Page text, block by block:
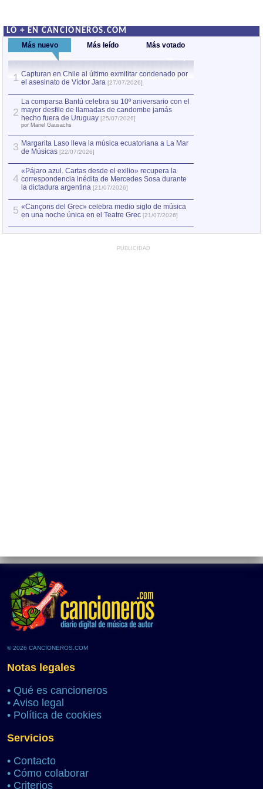
LO + EN CANCIONEROS.COM
Más nuevo Más leído Más votado
1 Capturan en Chile al último exmilitar condenado por
el asesinato de Víctor Jara [27/07/2026]
2
La comparsa Bantú celebra su 10º aniversario con el
mayor desfile de llamadas de candombe jamás
hecho fuera de Uruguay [25/07/2026]
por Manel Gausachs
3 Margarita Laso lleva la música ecuatoriana a La Mar
de Músicas [22/07/2026]
4
«Pájaro azul. Cartas desde el exilio» recupera la
correspondencia inédita de Mercedes Sosa durante
la dictadura argentina [21/07/2026]
5 «Cançons del Grec» celebra medio siglo de música
en una noche única en el Teatre Grec [21/07/2026]
PUBLICIDAD
© 2026 CANCIONEROS.COM
Notas legales
• Qué es cancioneros
• Aviso legal
• Política de cookies
Servicios
• Contacto
• Cómo colaborar
• Criterios